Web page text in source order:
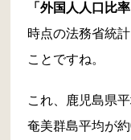
「外国人人口比
時点の法務省統
ことですね。
これ、鹿児島県
奄美群島平均が